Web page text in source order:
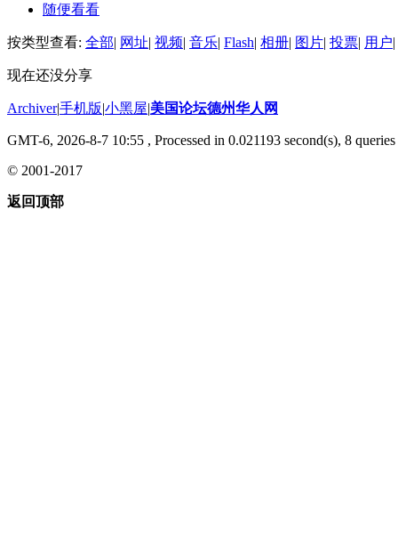
随便看看
按类型查看: 全部| 网址| 视频| 音乐| Flash| 相册| 图片| 投票| 用户|
现在还没分享
Archiver|手机版|小黑屋|美国论坛德州华人网
GMT-6, 2026-8-7 10:55 , Processed in 0.021193 second(s), 8 queries
© 2001-2017
返回顶部